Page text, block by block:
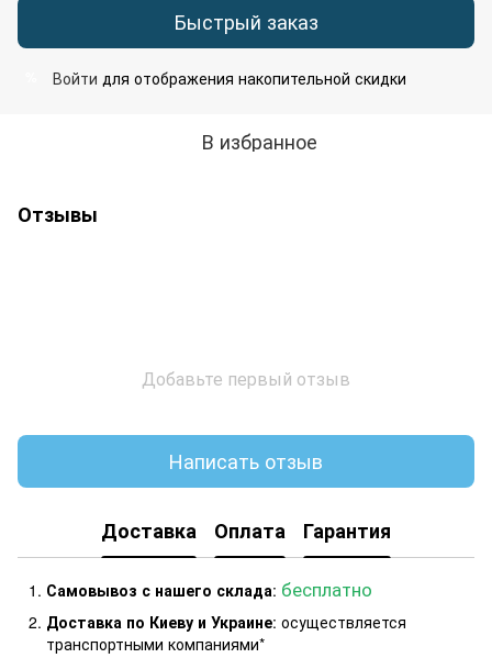
Быстрый заказ
Войти для отображения накопительной скидки
В избранное
Отзывы
Добавьте первый отзыв
Написать отзыв
Доставка Оплата Гарантия
Самовывоз с нашего склада: бесплатно
Доставка по Киеву и Украине: осуществляется
транспортными компаниями*